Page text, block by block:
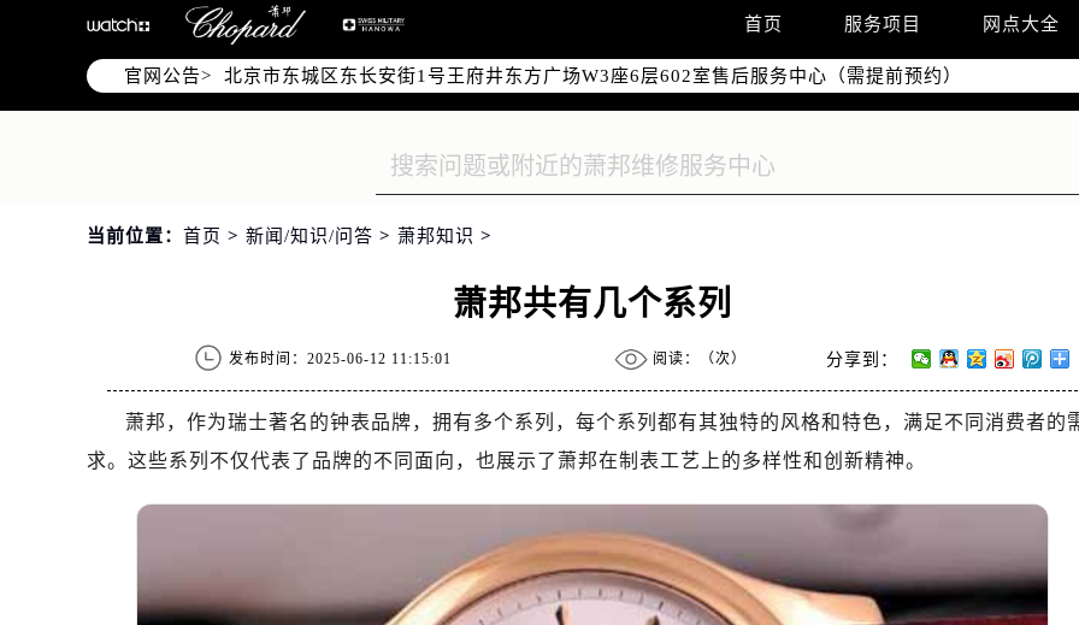
首页 服务项目 网点大全
官网公告>
北京市朝阳区建国门外大街甲6号华熙国际中心写字楼D座11层1102室（需提前预约）
北京市朝阳区建国门外大街甲6号华熙国际中心D座11层1102室售后服务中心（需提前预约）
北京市东城区东长安街1号王府井东方广场W3座6层602室售后服务中心（需提前预约）
节假日正常营业！
当前位置： 首页 > 新闻/知识/问答 > 萧邦知识 >
萧邦共有几个系列
发布时间：2025-06-12 11:15:01 阅读：（次） 分享到：
萧邦，作为瑞士著名的钟表品牌，拥有多个系列，每个系列都有其独特的风格和特色，满足不同消费者的
求。这些系列不仅代表了品牌的不同面向，也展示了萧邦在制表工艺上的多样性和创新精神。